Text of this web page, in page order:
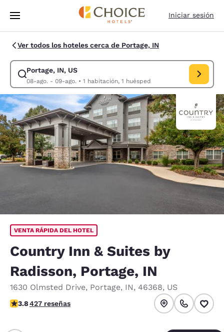
Pasar A Contenido Principal
Iniciar sesión
Ver todos los hoteles cerca de Portage, IN
Portage, IN, US
08-ago. - 09-ago.• 1 habitación, 1 huésped
Modificar la búsqueda de Portage, IN, US. Fecha de check-in 08-ago.,
VENTA RÁPIDA DEL HOTEL
Country Inn & Suites by
Radisson, Portage, IN
1630 Olmsted Drive, Portage, IN, 46368, US
calificación de 3.78 estrellas. Bueno.
3.8427 reseñas